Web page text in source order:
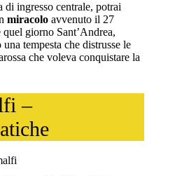
di ingresso centrale, potrai
miracolo avvenuto il 27
giorno Sant’Andrea,
tempesta che distrusse le
che voleva conquistare la
–